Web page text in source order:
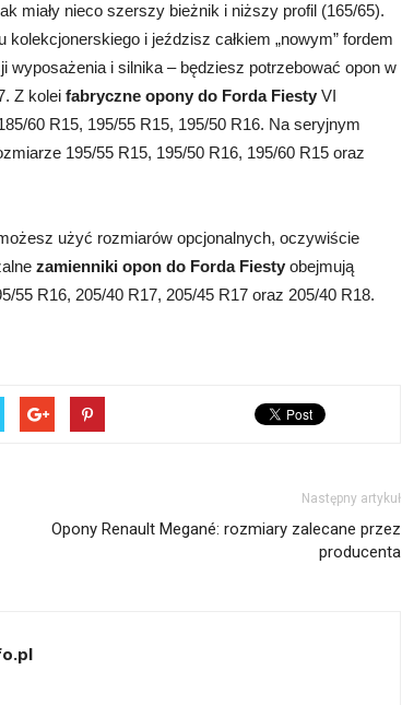
miały nieco szerszy bieżnik i niższy profil (165/65).
i jeździsz całkiem „nowym” fordem
i silnika – będziesz potrzebować opon w
Z kolei fabryczne opony do Forda Fiesty VI
60 R15, 195/55 R15, 195/50 R16. Na seryjnym
195/55 R15, 195/50 R16, 195/60 R15 oraz
użyć rozmiarów opcjonalnych, oczywiście
zamienniki opon do Forda Fiesty obejmują
55 R16, 205/40 R17, 205/45 R17 oraz 205/40 R18.
Następny artykuł
Opony Renault Megané: rozmiary zalecane przez
producenta